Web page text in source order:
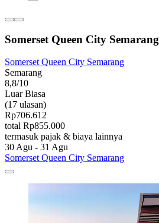
Somerset Queen City Semarang
Somerset Queen City Semarang
Semarang
8,8/10
Luar Biasa
(17 ulasan)
Rp706.612
total Rp855.000
termasuk pajak & biaya lainnya
30 Agu - 31 Agu
Somerset Queen City Semarang